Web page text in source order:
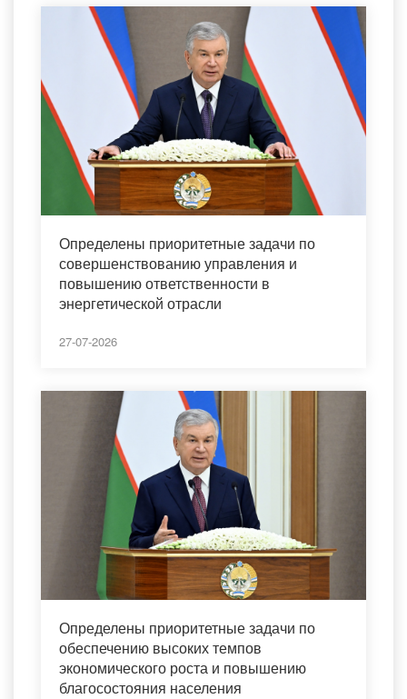
Определены приоритетные задачи по
совершенствованию управления и
повышению ответственности в
энергетической отрасли
27-07-2026
Определены приоритетные задачи по
обеспечению высоких темпов
экономического роста и повышению
благосостояния населения